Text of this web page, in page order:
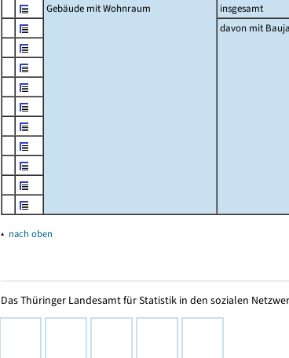
Gebäude mit Wohnraum
insgesamt
davon mit
▴ nach oben
Das Thüringer Landesamt für Statistik in den sozialen